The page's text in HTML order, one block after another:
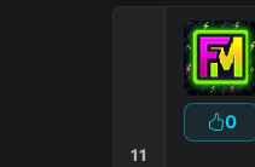
11
0